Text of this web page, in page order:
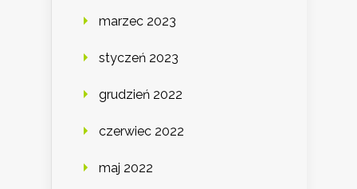
marzec 2023
styczeń 2023
grudzień 2022
czerwiec 2022
maj 2022